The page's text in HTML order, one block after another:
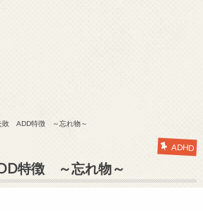
敗 ADD特徴 ～忘れ物～
ADHD
特徴 ～忘れ物～